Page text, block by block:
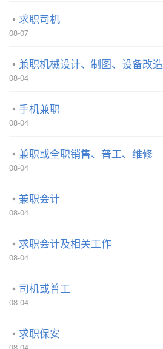
求职司机
08-07
兼职机械设计、制图、设备改造
08-04
手机兼职
08-04
兼职或全职销售、普工、维修
08-04
兼职会计
08-04
求职会计及相关工作
08-04
司机或普工
08-04
求职保安